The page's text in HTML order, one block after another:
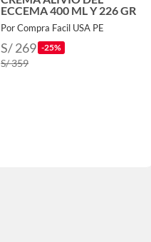
ECCEMA 400 ML Y 226 GR
Por Compra Facil USA PE
S/ 269 -25%
S/ 359